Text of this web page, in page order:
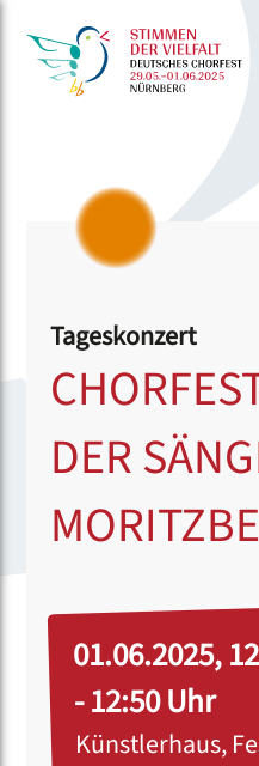
Tageskonzert
DER
01.06.2025,
- 12:50 Uhr
Künstlerhaus,